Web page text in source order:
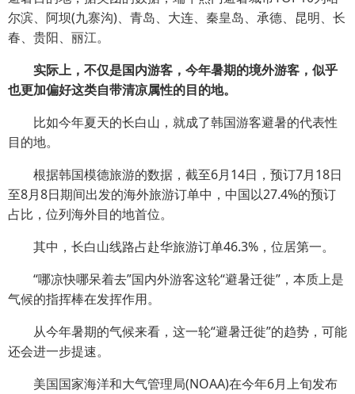
尔滨、阿坝(九寨沟)、青岛、大连、秦皇岛、承德、昆明、长
春、贵阳、丽江。
实际上，不仅是国内游客，今年暑期的境外游客，似乎
也更加偏好这类自带清凉属性的目的地。
比如今年夏天的长白山，就成了韩国游客避暑的代表性
目的地。
根据韩国模德旅游的数据，截至6月14日，预订7月18日
至8月8日期间出发的海外旅游订单中，中国以27.4%的预订
占比，位列海外目的地首位。
其中，长白山线路占赴华旅游订单46.3%，位居第一。
“哪凉快哪呆着去”国内外游客这轮“避暑迁徙”，本质上是
气候的指挥棒在发挥作用。
从今年暑期的气候来看，这一轮“避暑迁徙”的趋势，可能
还会进一步提速。
美国国家海洋和大气管理局(NOAA)在今年6月上旬发布